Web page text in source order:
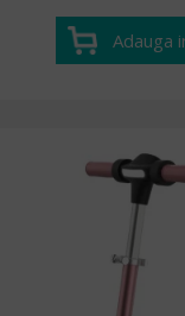
cu usurinta de copii.
Adauga